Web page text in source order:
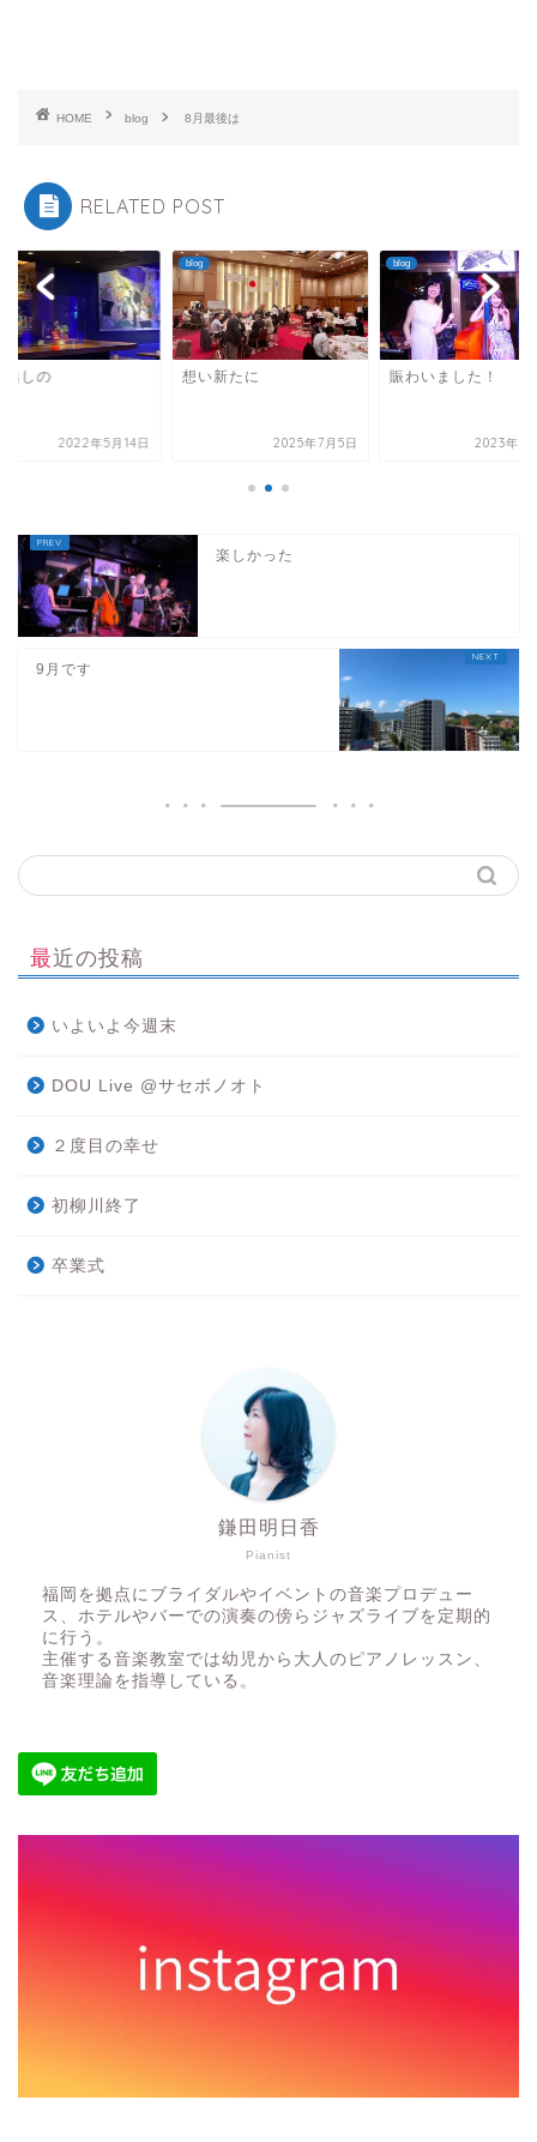
HOME blog 8月最後は
RELATED POST
越しの
2022年5月14日
blog
想い新たに
2025年7月5日
blog
賑わいました！
2023年10
楽しかった
9月です
最近の投稿
いよいよ今週末
DOU Live @サセボノオト
２度目の幸せ
初柳川終了
卒業式
Pianist
鎌田明日香
福岡を拠点にブライダルやイベントの音楽プロデュー
ス、ホテルやバーでの演奏の傍らジャズライブを定期的
に行う。
主催する音楽教室では幼児から大人のピアノレッスン、
音楽理論を指導している。